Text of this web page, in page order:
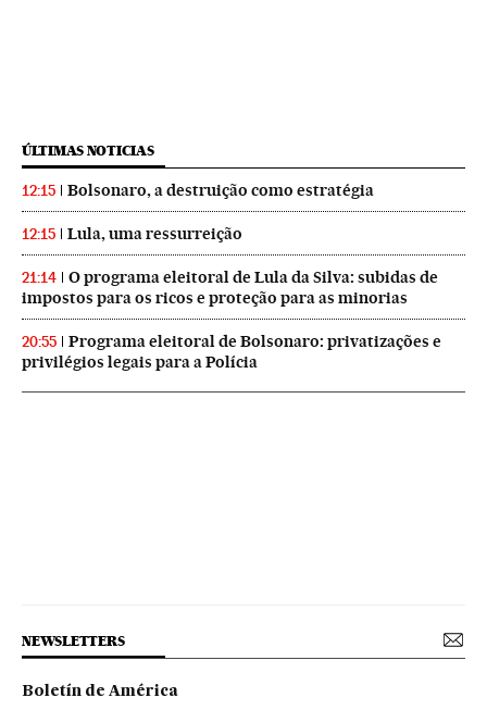
ÚLTIMAS NOTICIAS
12:15 Bolsonaro, a destruição como estratégia
12:15 Lula, uma ressurreição
21:14
O programa eleitoral de Lula da Silva: subidas de
impostos para os ricos e proteção para as minorias
20:55
Programa eleitoral de Bolsonaro: privatizações e
privilégios legais para a Polícia
NEWSLETTERS
Boletín de América